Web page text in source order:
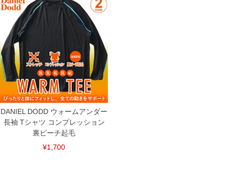
※【返品交換について】
返品交換希望の方は、商品到着後1週間以内にご連絡ください。
下着(肌着)やワイシャツは商品の性質上、返品交換不可とさせて頂いております。予め
ご了承くださいませ。
※【ボトムの裾上げをご希望の場合】
裾上げ料金は500円+税となります。
備考欄に股下●cmとご記入下さい。（裾上げ無料対象商品は1本につき税込6,000円以
上の品が対象。1本5,999円以下の商品は有料（500円+税）となります。）
出荷まで約1週間～20日間程お時間を頂く場合がございます。
尚、裾上げした商品は返品・交換不可となりますので、予めご了承下さい。
一部、お直しに対応出来ない商品がございます。(例：裾にファスナーや調節ひもが付
いている、極端なデザインが施されている等)
※商品によって若干のサイズの誤差がございます。また、お客様がご使用の環境（コ
ンピュータ画面）によって、商品の色味が若干異なる場合がございます。予めご了承
ください。
※当店での掲載商品は、実店鋪と在庫を共用しておりますので店頭での売り違い、店
舗からのお取り寄せ等により、お客様にご迷惑をお掛けしてしまう場合がございま
す。そのようなことがない様最大限に努めておりますが、もしあった場合速やかにご
DANIEL DODD ウォームアンダー
長袖 Tシャツ コンプレッション
裏ピーチ起毛
¥1,700